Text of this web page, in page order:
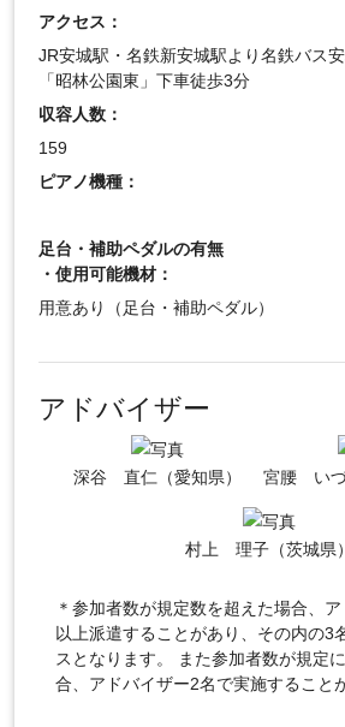
アクセス：
JR安城駅・名鉄新安城駅より名鉄バス安
「昭林公園東」下車徒歩3分
収容人数：
159
ピアノ機種：
足台・補助ペダルの有無
・使用可能機材：
用意あり（足台・補助ペダル）
アドバイザー
深谷 直仁（愛知県） 宮腰 いづ
村上 理子（茨城県）
＊参加者数が規定数を超えた場合、
以上派遣することがあり、その内の3
スとなります。 また参加者数が規定
合、アドバイザー2名で実施すること